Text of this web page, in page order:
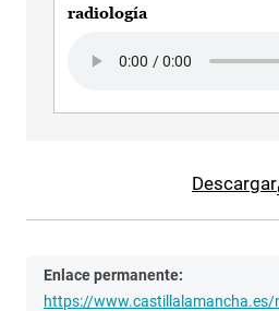
Descargar
radiología
Enlace permanente:
https://